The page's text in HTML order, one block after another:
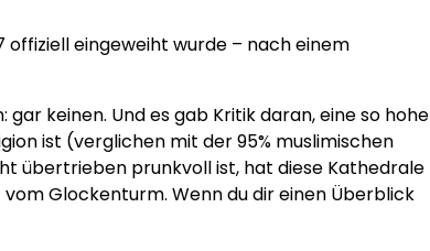
offiziell eingeweiht wurde – nach einem
keinen. Und es gab Kritik daran, eine so hohe
ist (verglichen mit der 95% muslimischen
übertrieben prunkvoll ist, hat diese Kathedrale
Glockenturm. Wenn du dir einen Überblick